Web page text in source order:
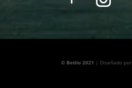
© Betilo 2021 | Diseñado por